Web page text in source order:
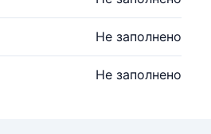
Не заполнено
Не заполнено